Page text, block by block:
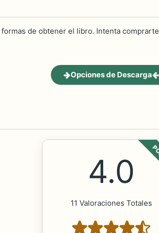
de obtener el libro. Intenta
Opciones de Descarga
4.0
11 Valoraciones Totales